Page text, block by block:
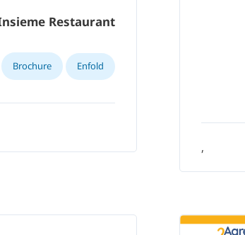
,
Restaurant
Enfold
Brochure